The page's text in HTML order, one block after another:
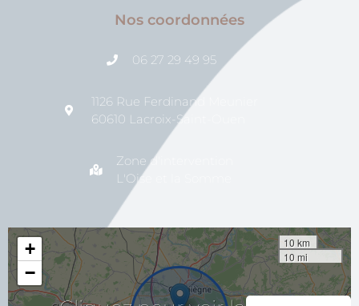
Nos coordonnées
06 27 29 49 95
1126 Rue Ferdinand Meunier
60610 Lacroix-Saint-Ouen
Zone d'intervention
L'Oise et la Somme
pour voir
+
−
10 km
10 mi